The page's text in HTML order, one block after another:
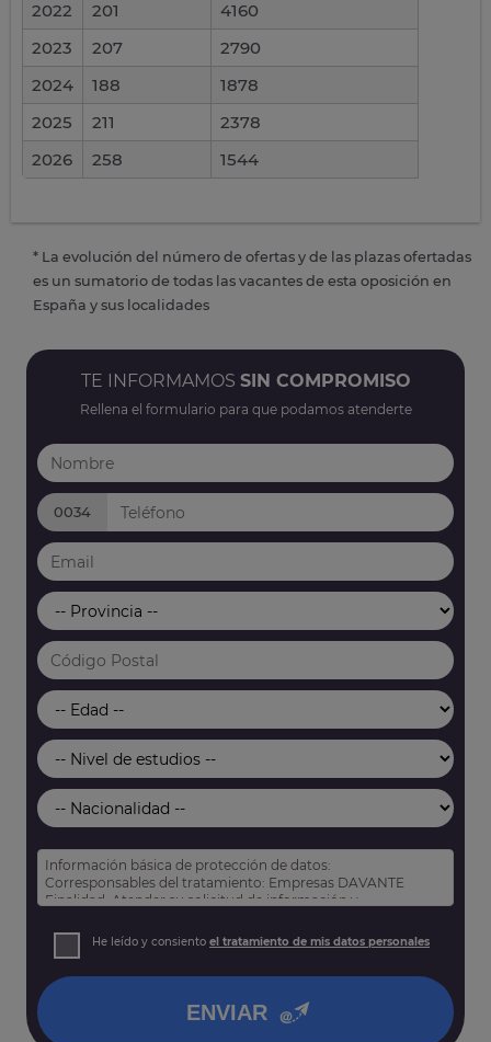
2022 201
4160
2023
207
2790
2024
188
1878
2025
211
2378
2026
258 1544
* La evolución del número de ofertas y de las plazas ofertadas
es un sumatorio de todas las vacantes de esta oposición en
España y sus localidades
TE INFORMAMOS SIN COMPROMISO
Rellena el formulario para que podamos atenderte
0034
Información básica de protección de datos:
Corresponsables del tratamiento: Empresas DAVANTE
Finalidad: Atender su solicitud de información y
Derechos: Puede acceder, rectificar y suprimir sus datos,
así como otros derechos tal y como se explica en nuestra
He leído y consiento el tratamiento de mis datos personales
ENVIAR